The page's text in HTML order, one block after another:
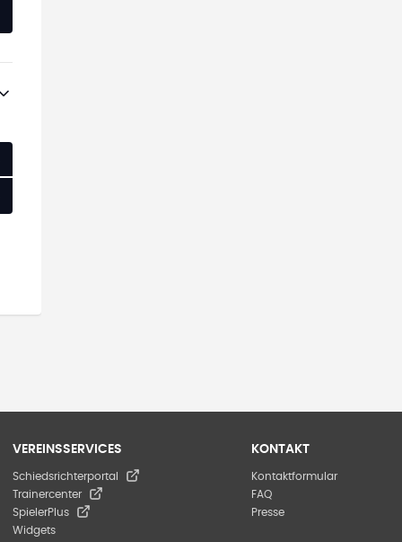
VEREINSSERVICES
Schiedsrichterportal
Trainercenter
SpielerPlus
Widgets
KONTAKT
Kontaktformular
FAQ
Presse